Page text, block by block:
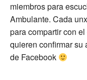
miembros para
Ambulante. Cada
para compartir con
quieren confirmar su
de Facebook